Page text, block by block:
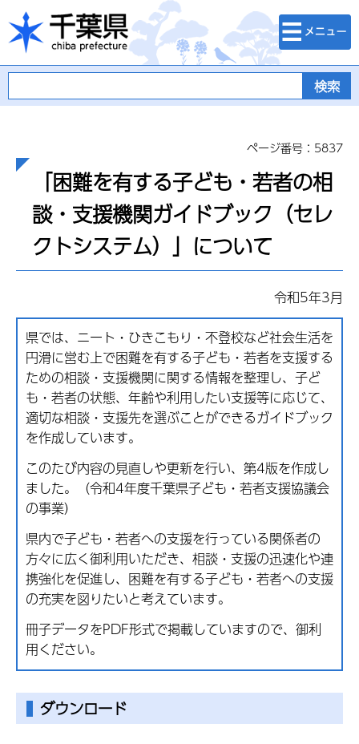
千葉県
検索・メニュ
ー
ページ番号：5837
「困難を有する子ども・若者の相
談・支援機関ガイドブック（セレ
クトシステム）」について
令和5年3月
県では、ニート・ひきこもり・不登校など社会生活を
円滑に営む上で困難を有する子ども・若者を支援する
ための相談・支援機関に関する情報を整理し、子ど
も・若者の状態、年齢や利用したい支援等に応じて、
適切な相談・支援先を選ぶことができるガイドブック
を作成しています。
このたび内容の見直しや更新を行い、第4版を作成し
ました。（令和4年度千葉県子ども・若者支援協議会
の事業）
県内で子ども・若者への支援を行っている関係者の
方々に広く御利用いただき、相談・支援の迅速化や連
携強化を促進し、困難を有する子ども・若者への支援
の充実を図りたいと考えています。
冊子データをPDF形式で掲載していますので、御利
用ください。
ダウンロード